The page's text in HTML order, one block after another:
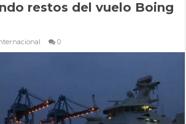
restos del vuelo Boing
0